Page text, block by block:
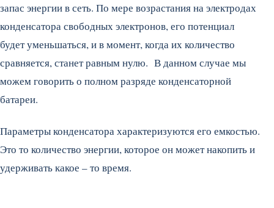
запас энергии в сеть. По мере возрастания на электродах
конденсатора свободных электронов, его потенциал
будет уменьшаться, и в момент, когда их количество
сравняется, станет равным нулю. В данном случае мы
можем говорить о полном разряде конденсаторной
батареи.
Параметры конденсатора характеризуются его емкостью.
Это то количество энергии, которое он может накопить и
удерживать какое – то время.